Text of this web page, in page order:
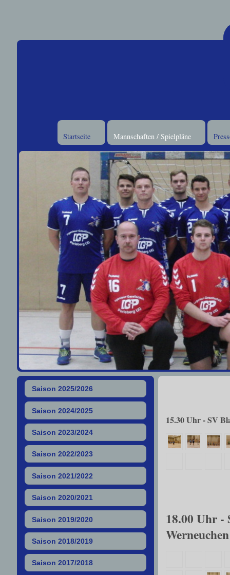
Startseite Mannschaften / Spielpläne
15.30 Uhr - SV
18.00 Uhr -
Werneuchen
Saison 2025/2026
Saison 2024/2025
Saison 2023/2024
Saison 2022/2023
Saison 2021/2022
Saison 2020/2021
Saison 2019/2020
Saison 2018/2019
Saison 2017/2018